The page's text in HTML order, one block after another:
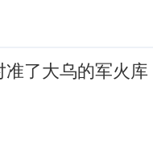
了大乌的军火库